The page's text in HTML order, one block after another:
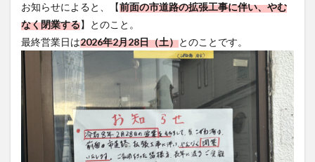
お知らせによると、【前面の市道路の拡張工事に伴い、やむ
なく閉業する】とのこと。
最終営業日は2026年2月28日（土）とのことです。